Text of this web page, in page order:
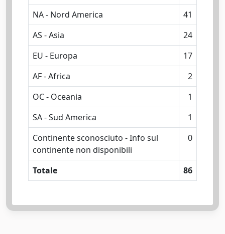
NA - Nord America
41
AS - Asia
24
EU - Europa
17
AF - Africa
2
OC - Oceania
1
SA - Sud America
1
Continente sconosciuto - Info sul
continente non disponibili
0
Totale 86